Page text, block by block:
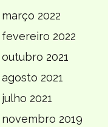
março 2022
fevereiro 2022
outubro 2021
agosto 2021
julho 2021
novembro 2019